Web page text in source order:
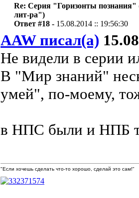
Re: Серия "Горизонты познания"
лит-ра")
Ответ #18 - 15.08.2014 :: 19:56:30
AAW писал(а)
Не видели в серии
В "Мир знаний"
умей", по-моему,
в НПС были и НПБ
"Если хочешь сделать что-то хорошо, сделай это сам!"